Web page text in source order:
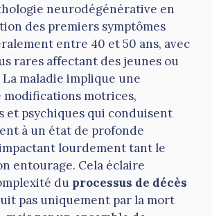
neurodégénérative en
des premiers symptômes
entre 40 et 50 ans, avec
rares affectant des jeunes ou
La maladie implique une
modifications motrices,
et psychiques qui conduisent
à un état de profonde
lourdement tant le
entourage. Cela éclaire
du processus de décès
pas uniquement par la mort